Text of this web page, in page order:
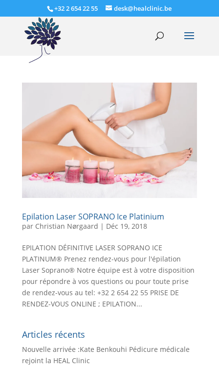
+32 2 654 22 55 desk@healclinic.be
Epilation Laser SOPRANO Ice Platinium
par Christian Nørgaard | Déc 19, 2018
EPILATION DÉFINITIVE LASER SOPRANO ICE
PLATINUM® Prenez rendez-vous pour l'épilation
Laser Soprano® Notre équipe est à votre disposition
pour répondre à vos questions ou pour toute prise
de rendez-vous au tel: +32 2 654 22 55 PRISE DE
RENDEZ-VOUS ONLINE ; EPILATION...
Articles récents
Nouvelle arrivée :Kate Benkouhi Pédicure médicale
rejoint la HEAL Clinic